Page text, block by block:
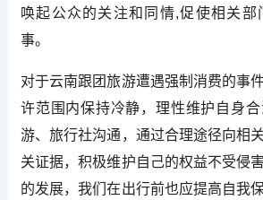
唤起公众的关注和同情,促使相关部
事。
对于云南跟团旅游遭遇强制消费的事
许范围内保持冷静，理性维护自身
游、旅行社沟通，通过合理途径向相
关证据，积极维护自己的权益不受侵
的发展，我们在出行前也应提高自我